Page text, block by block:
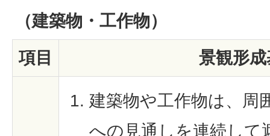
（建築物・工作物）
項目
景観形
建築物や工作物は、周
への見通しを連続して